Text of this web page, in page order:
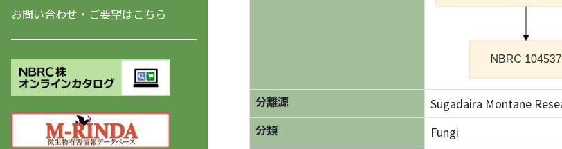
お問い合わせ・ご要望はこちら
分離源
Sugadaira Montane
分類
Fungi